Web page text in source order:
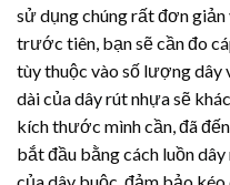
sử dụng chúng rất đơn giản
trước tiên, bạn sẽ cần đo
tùy thuộc vào số lượng dây
dài củadây rút nhựasẽ
kích thước mình cần, đã
bắt đầu bằng cách luồndây